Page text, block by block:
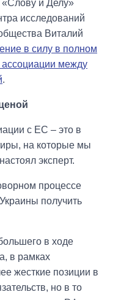
и Делу»
исследований
Виталий
в силу в полном
между
.
с ЕС – это в
на которые мы
эксперт.
процессе
получить
в ходе
в рамках
жесткие позиции в
но в то